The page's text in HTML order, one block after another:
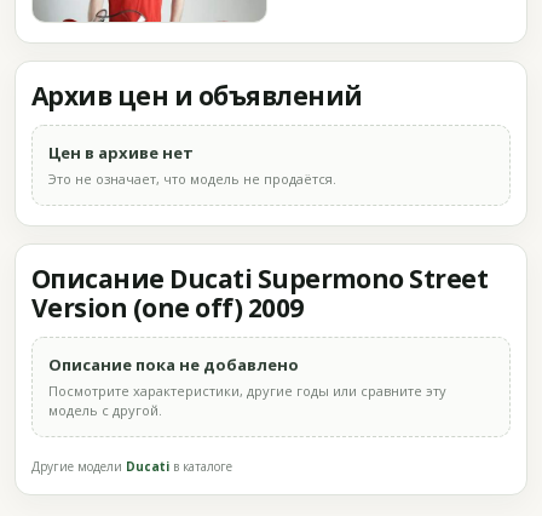
Архив цен и объявлений
Цен в архиве нет
Это не означает, что модель не продаётся.
Описание Ducati Supermono Street
Version (one off) 2009
Описание пока не добавлено
Посмотрите характеристики, другие годы или сравните эту
модель с другой.
Другие модели Ducati в каталоге